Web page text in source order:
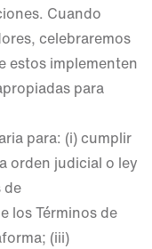
Cuando
celebraremos
estos implementen
para
para: (i) cumplir
orden judicial o ley
de
los Términos de
(iii)